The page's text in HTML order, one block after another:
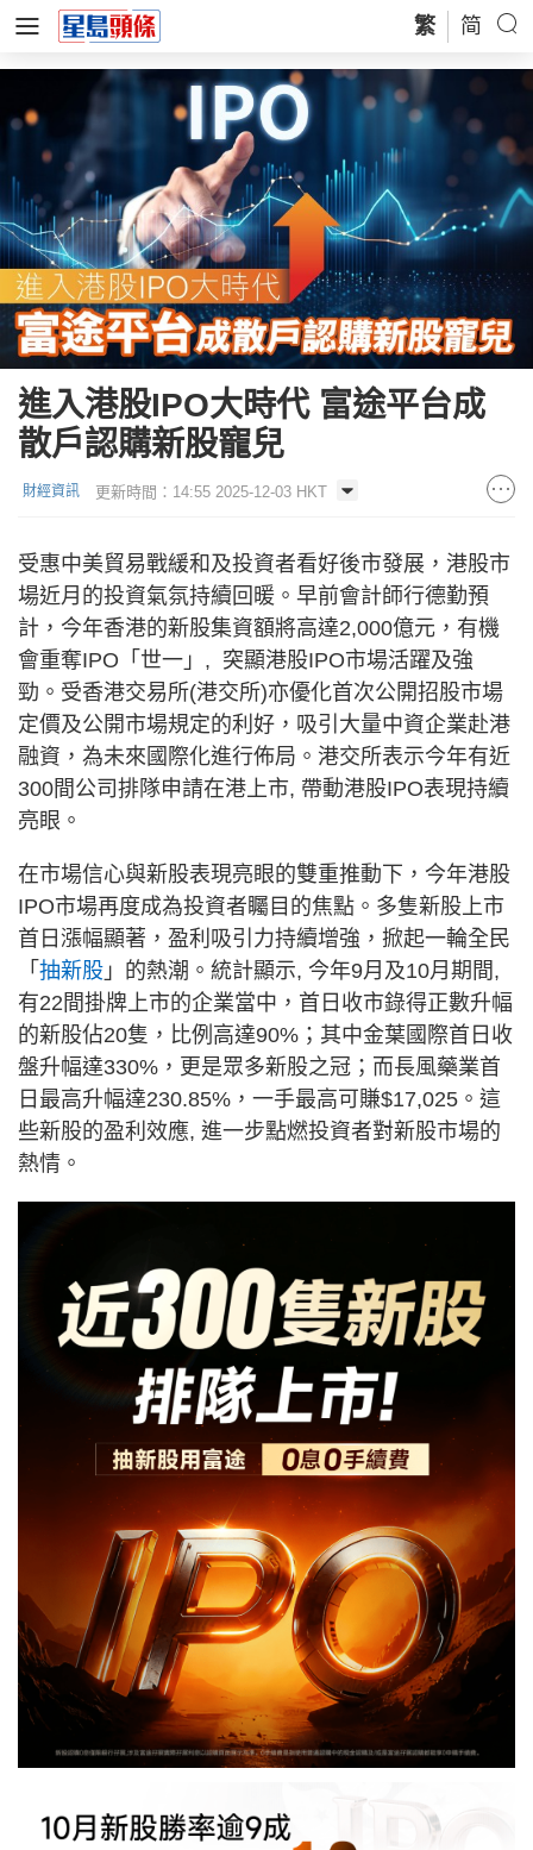
繁 简
進入港股IPO大時代 富途平台成
散戶認購新股寵兒
財經資訊 更新時間：14:55 2025-12-03 HKT
受惠中美貿易戰緩和及投資者看好後市發展，港股市
場近月的投資氣氛持續回暖。早前會計師行德勤預
計，今年香港的新股集資額將高達2,000億元，有機
會重奪IPO「世一」, 突顯港股IPO市場活躍及強
勁。受香港交易所(港交所)亦優化首次公開招股市場
定價及公開市場規定的利好，吸引大量中資企業赴港
融資，為未來國際化進行佈局。港交所表示今年有近
300間公司排隊申請在港上市, 帶動港股IPO表現持續
亮眼。
在市場信心與新股表現亮眼的雙重推動下，今年港股
IPO市場再度成為投資者矚目的焦點。多隻新股上市
首日漲幅顯著，盈利吸引力持續增強，掀起一輪全民
「 抽新股 」的熱潮。統計顯示, 今年9月及10月期間,
有22間掛牌上市的企業當中，首日收市錄得正數升幅
的新股佔20隻，比例高達90%；其中金葉國際首日收
盤升幅達330%，更是眾多新股之冠；而長風藥業首
日最高升幅達230.85%，一手最高可賺$17,025。這
些新股的盈利效應, 進一步點燃投資者對新股市場的
熱情。